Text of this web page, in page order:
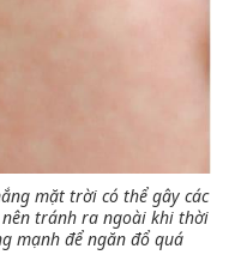
mặt trời có thể gây các
tránh ra ngoài khi thời
mạnh để ngăn đổ quá